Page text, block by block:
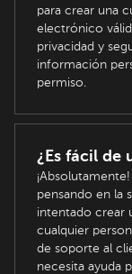
para crear una
electrónico
privacidad y
información
permiso.
¿Es fácil de
pensando en la
intentado crear
cualquier
de soporte al
necesita ayuda